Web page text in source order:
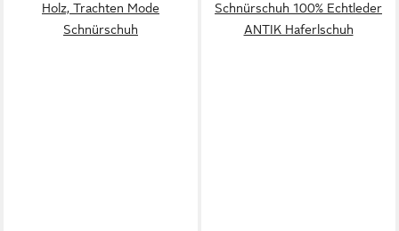
Holz, Trachten Mode
Schnürschuh
Schnürschuh 100% Echtleder
ANTIK Haferlschuh